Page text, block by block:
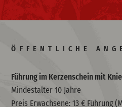
ÖFFENTLICHE
Führung im Kerzenschein mit
Mindestalter 10 Jahre
Preis Erwachsene: 13 € Führung